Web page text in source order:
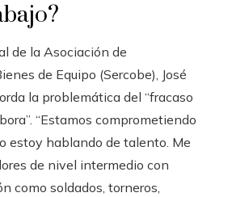
de la Asociación de
de Equipo (Sercobe), José
la problemática del “fracaso
“Estamos comprometiendo
estoy hablando de talento. Me
de nivel intermedio con
como soldados, torneros,